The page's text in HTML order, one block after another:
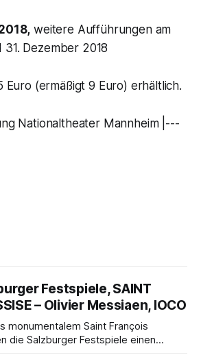
weitere Aufführungen am
31. Dezember 2018
Euro (ermäßigt 9 Euro) erhältlich.
Nationaltheater Mannheim |---
Festspiele, SAINT
– Olivier Messiaen, IOCO
monumentalem Saint François
die Salzburger Festspiele einen